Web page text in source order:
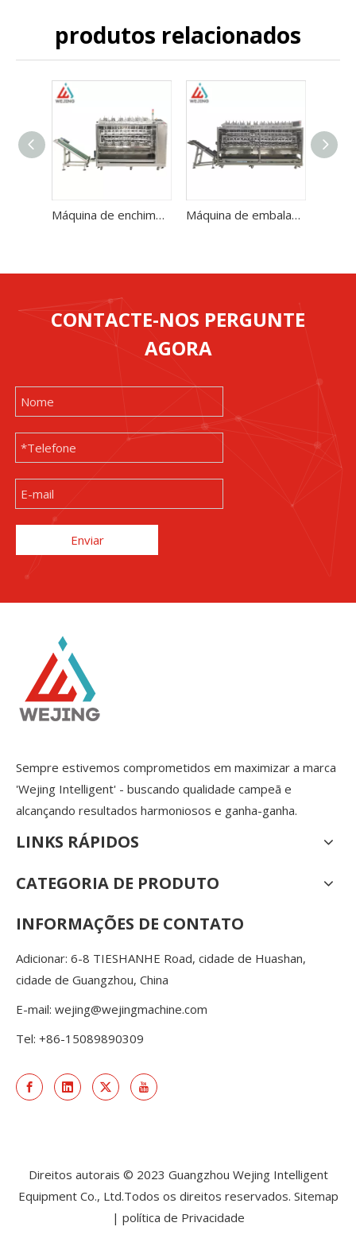
produtos relacionados
Máquina de enchimento de máscara facial de 6 cabeças para máscara facial de beleza Máquina de embalagem de enchimento de máscara facial de beleza cosmética de 10 cabeças Venda direta da fábrica
CONTACTE-NOS PERGUNTE
AGORA
Enviar
Sempre estivemos comprometidos em maximizar a marca
'Wejing Intelligent' - buscando qualidade campeã e
alcançando resultados harmoniosos e ganha-ganha.
LINKS RÁPIDOS
CATEGORIA DE PRODUTO
INFORMAÇÕES DE CONTATO
Adicionar: 6-8 TIESHANHE Road, cidade de Huashan,
cidade de Guangzhou, China
E-mail: wejing@wejingmachine.com
Tel: +86-15089890309
Direitos autorais © 2023 Guangzhou Wejing Intelligent
Equipment Co., Ltd.Todos os direitos reservados. Sitemap
| política de Privacidade